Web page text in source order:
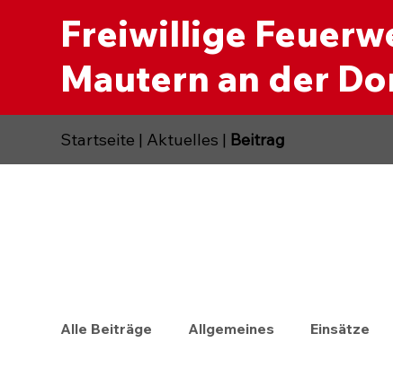
Freiwillige
Mautern an der
Alle Beiträge Allgemeines Einsätze
Startseite | Aktuelles | Beitrag